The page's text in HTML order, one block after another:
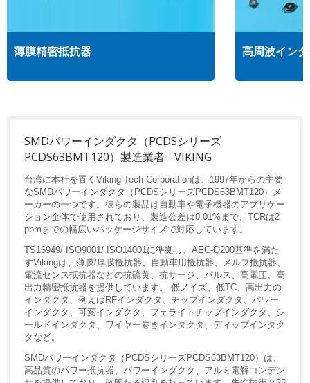
薄膜精密抵抗器 高周波イン
SMDパワーインダクタ（PCDSシリーズ
PCDS63BMT120）製造業者 - VIKING
台湾に本社を置くViking Tech Corporationは、1997年からの主要
なSMDパワーインダクタ（PCDSシリーズPCDS63BMT120）メ
ーカーの一つです。彼らの製品は自動車や電子機器のアプリケー
ション全体で使用されており、製造公差は0.01%まで、TCRは2
ppmまでの幅広いパッケージサイズで対応しています。
TS16949/ ISO9001/ ISO14001に準拠し、AEC-Q200基準を満た
すVikingは、薄膜/厚膜抵抗器、自動車用抵抗器、メルフ抵抗器、
電流センス抵抗器などの抗硫黄、抗サージ、パルス、高電圧、高
出力精密抵抗器を提供しています。 低ノイズ、低TC、高出力の
インダクタ、例えばRFインダクタ、チップインダクタ、パワー
インダクタ、可変インダクタ、フェライトチップインダクタ、シ
ールドインダクタ、ワイヤー巻きインダクタ、ディップインダク
タなど。
SMDパワーインダクタ（PCDSシリーズPCDS63BMT120）は、
高品質のパワー抵抗器、パワーインダクタ、アルミ電解コンデン